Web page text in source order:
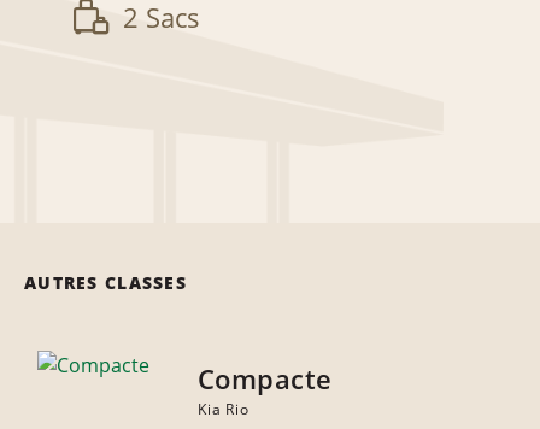
2 Sacs
AUTRES CLASSES
Compacte
Kia Rio